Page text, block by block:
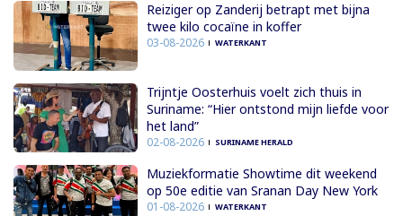
Reiziger op Zanderij betrapt met bijna
twee kilo cocaïne in koffer
03-08-2026 WATERKANT
Trijntje Oosterhuis voelt zich thuis in
Suriname: “Hier ontstond mijn liefde voor
het land”
02-08-2026 SURINAME HERALD
Muziekformatie Showtime dit weekend
op 50e editie van Sranan Day New York
01-08-2026 WATERKANT